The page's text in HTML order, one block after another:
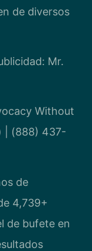
de diversos
Mr.
Without
| (888) 437-
de
4,739+
de bufete en